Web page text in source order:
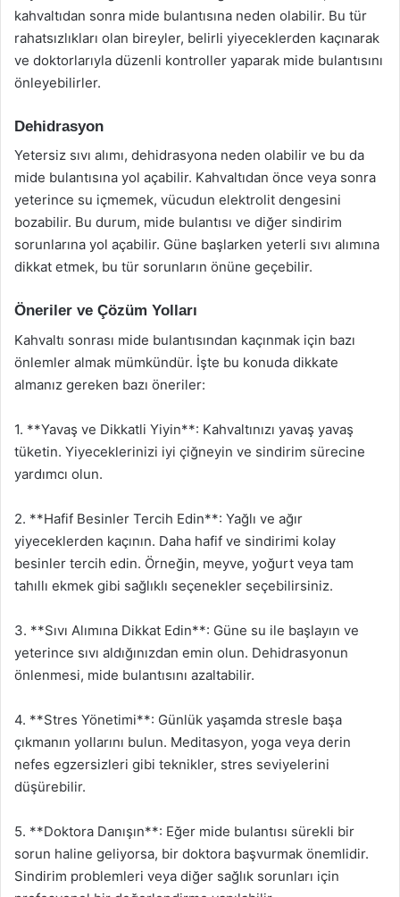
kahvaltıdan sonra mide bulantısına neden olabilir. Bu tür
rahatsızlıkları olan bireyler, belirli yiyeceklerden kaçınarak
ve doktorlarıyla düzenli kontroller yaparak mide bulantısını
önleyebilirler.
Dehidrasyon
Yetersiz sıvı alımı, dehidrasyona neden olabilir ve bu da
mide bulantısına yol açabilir. Kahvaltıdan önce veya sonra
yeterince su içmemek, vücudun elektrolit dengesini
bozabilir. Bu durum, mide bulantısı ve diğer sindirim
sorunlarına yol açabilir. Güne başlarken yeterli sıvı alımına
dikkat etmek, bu tür sorunların önüne geçebilir.
Öneriler ve Çözüm Yolları
Kahvaltı sonrası mide bulantısından kaçınmak için bazı
önlemler almak mümkündür. İşte bu konuda dikkate
almanız gereken bazı öneriler:
1. **Yavaş ve Dikkatli Yiyin**: Kahvaltınızı yavaş yavaş
tüketin. Yiyeceklerinizi iyi çiğneyin ve sindirim sürecine
yardımcı olun.
2. **Hafif Besinler Tercih Edin**: Yağlı ve ağır
yiyeceklerden kaçının. Daha hafif ve sindirimi kolay
besinler tercih edin. Örneğin, meyve, yoğurt veya tam
tahıllı ekmek gibi sağlıklı seçenekler seçebilirsiniz.
3. **Sıvı Alımına Dikkat Edin**: Güne su ile başlayın ve
yeterince sıvı aldığınızdan emin olun. Dehidrasyonun
önlenmesi, mide bulantısını azaltabilir.
4. **Stres Yönetimi**: Günlük yaşamda stresle başa
çıkmanın yollarını bulun. Meditasyon, yoga veya derin
nefes egzersizleri gibi teknikler, stres seviyelerini
düşürebilir.
5. **Doktora Danışın**: Eğer mide bulantısı sürekli bir
sorun haline geliyorsa, bir doktora başvurmak önemlidir.
Sindirim problemleri veya diğer sağlık sorunları için